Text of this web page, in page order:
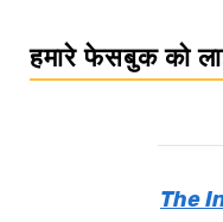
हमारे फेसबुक को
The